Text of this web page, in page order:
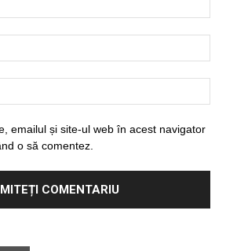
emailul și site-ul web în acest navigator
o să comentez.